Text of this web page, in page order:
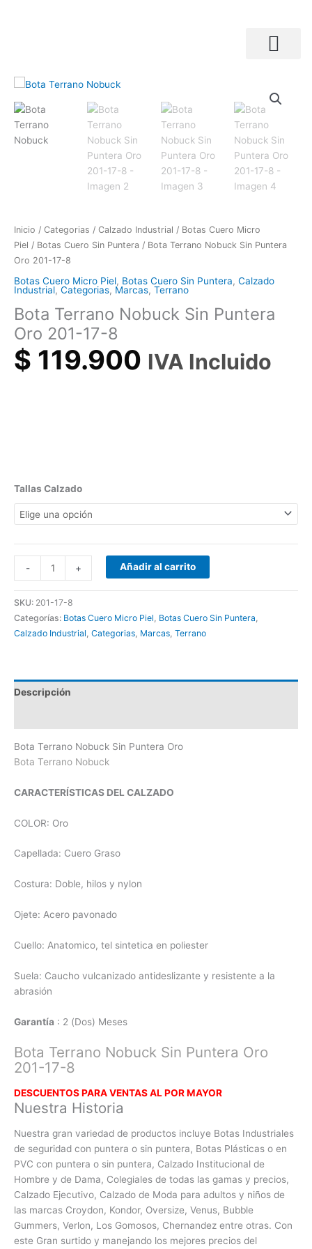
Inicio / Categorias / Calzado Industrial / Botas Cuero Micro
Piel / Botas Cuero Sin Puntera / Bota Terrano Nobuck Sin Puntera
Oro 201-17-8
Botas Cuero Micro Piel, Botas Cuero Sin Puntera, Calzado
Industrial, Categorias, Marcas, Terrano
Bota Terrano Nobuck Sin Puntera
Oro 201-17-8
$ 119.900 IVA Incluido
Tallas Calzado
-
Bota
Nobuck
Sin
Puntera
+ Añadir al carrito
SKU: 201-17-8
Categorías: Botas Cuero Micro Piel, Botas Cuero Sin Puntera,
Calzado Industrial, Categorias, Marcas, Terrano
Descripción
Bota Terrano Nobuck Sin Puntera Oro
Bota Terrano Nobuck
CARACTERÍSTICAS DEL CALZADO
COLOR: Oro
Capellada: Cuero Graso
Costura: Doble, hilos y nylon
Ojete: Acero pavonado
Cuello: Anatomico, tel sintetica en poliester
Suela: Caucho vulcanizado antideslizante y resistente a la
abrasión
Garantía : 2 (Dos) Meses
Bota Terrano Nobuck Sin Puntera Oro
201-17-8
DESCUENTOS PARA VENTAS AL POR MAYOR
Nuestra Historia
Nuestra gran variedad de productos incluye Botas Industriales
de seguridad con puntera o sin puntera, Botas Plásticas o en
PVC con puntera o sin puntera, Calzado Institucional de
Hombre y de Dama, Colegiales de todas las gamas y precios,
Calzado Ejecutivo, Calzado de Moda para adultos y niños de
las marcas Croydon, Kondor, Oversize, Venus, Bubble
Gummers, Verlon, Los Gomosos, Chernandez entre otras. Con
este Gran surtido y manejando los mejores precios del